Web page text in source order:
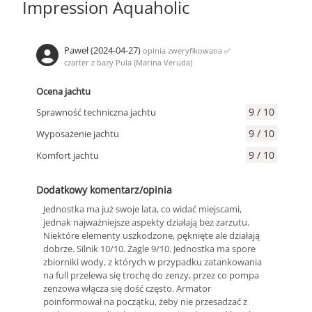
Impression Aquaholic
Paweł (2024-04-27) opinia zweryfikowana ✅
czarter z bazy Pula (Marina Veruda)
Ocena jachtu
Sprawność techniczna jachtu
9 / 10
Wyposażenie jachtu 9 / 10
Komfort jachtu 9 / 10
Dodatkowy komentarz/opinia
Jednostka ma już swoje lata, co widać miejscami,
jednak najważniejsze aspekty działają bez zarzutu.
Niektóre elementy uszkodzone, pęknięte ale działają
dobrze. Silnik 10/10. Żagle 9/10. Jednostka ma spore
zbiorniki wody, z których w przypadku zatankowania
na full przelewa się trochę do zenzy, przez co pompa
zenzowa włącza się dość często. Armator
poinformował na początku, żeby nie przesadzać z